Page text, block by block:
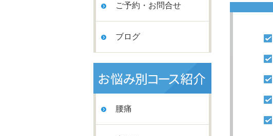
ご予約・お問合せ
ブログ
腰痛